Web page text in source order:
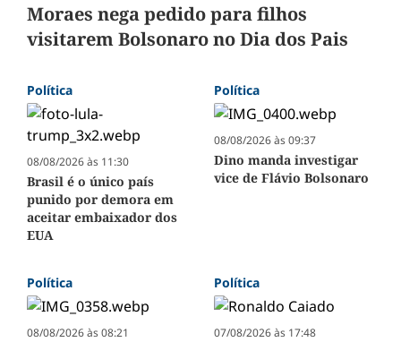
Moraes nega pedido para filhos
visitarem Bolsonaro no Dia dos Pais
Política
08/08/2026 às 11:30
Brasil é o único país
punido por demora em
aceitar embaixador dos
EUA
Política
08/08/2026 às 09:37
Dino manda investigar
vice de Flávio Bolsonaro
Política
08/08/2026 às 08:21
Política
07/08/2026 às 17:48